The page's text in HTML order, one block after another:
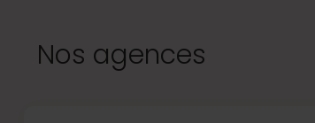
Nos agences